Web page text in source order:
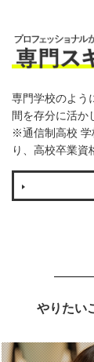
専門学校のよう
間を存分に活か
※通信制高校 学
り、高校卒業資
やりたい